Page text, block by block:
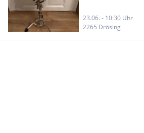
23.06. - 10:30 Uhr
2265 Drösing